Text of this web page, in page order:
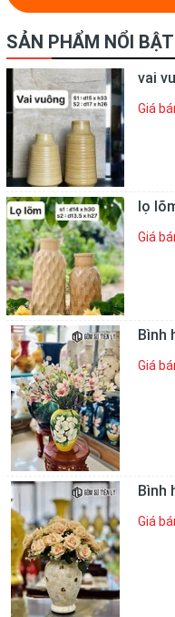
SẢN PHẨM NỔI BẬT
vai
Giá
lọ
Giá
Bình
Giá
Bình
Giá